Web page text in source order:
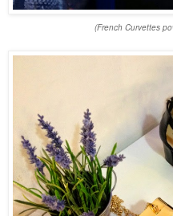
(French Curvettes